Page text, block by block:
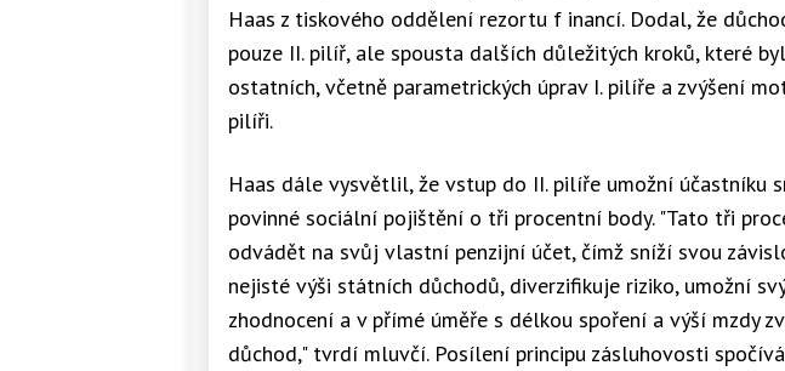
Haas z tiskového oddělení rezortu f inancí. Dodal, že
pouze II. pilíř, ale spousta dalších důležitých kroků, které
ostatních, včetně parametrických úprav I. pilíře a zvýšení
pilíři.
Haas dále vysvětlil, že vstup do II. pilíře umožní účastníku
povinné sociální pojištění o tři procentní body. "Tato tři
odvádět na svůj vlastní penzijní účet, čímž sníží svou
nejisté výši státních důchodů, diverzifikuje riziko, umožní
zhodnocení a v přímé úměře s délkou spoření a výší mzdy
důchod," tvrdí mluvčí. Posílení principu zásluhovosti